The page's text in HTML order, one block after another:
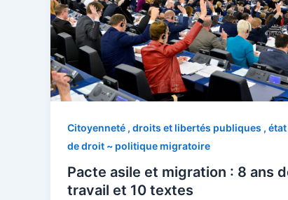
Citoyenneté , droits et libertés publiques , état
de droit ~ politique migratoire
Pacte asile et migration : 8 ans
travail et 10 textes